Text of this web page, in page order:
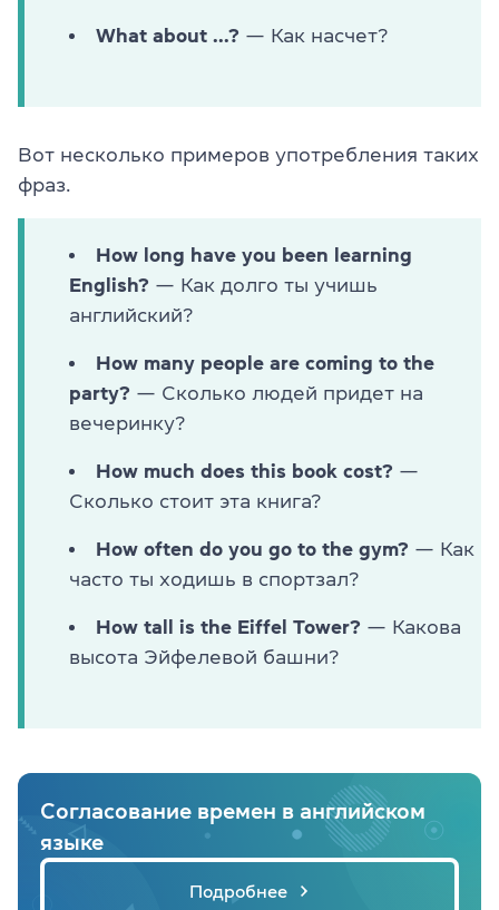
What about ...? — Как насчет?
Вот несколько примеров употребления таких
фраз.
How long have you been learning
English? — Как долго ты учишь
английский?
How many people are coming to the
party? — Сколько людей придет на
вечеринку?
How much does this book cost? —
Сколько стоит эта книга?
How often do you go to the gym? — Как
часто ты ходишь в спортзал?
How tall is the Eiffel Tower? — Какова
высота Эйфелевой башни?
Согласование времен в английском
языке
Подробнее